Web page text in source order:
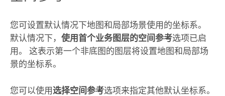
您可设置默认情况下地图和局部场景使用的坐标系。
默认情况下， 使用首个业务图层的空间参考选项已启
用。 这表示第一个非底图的图层将设置地图和局部场
景的坐标系。
您可以使用选择空间参考选项来指定其他默认坐标系。